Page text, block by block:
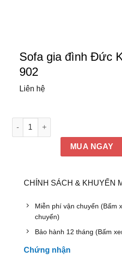
Sofa gia đình Đức
902
Liên hệ
Sofa gia đình Đức Khang mã DK
MUA NGAY
CHÍNH SÁCH & KHUYẾN
Miễn phí vận chuyển (Bấm
chuyển)
Bảo hành 12 tháng (Bấm
Chứng nhận